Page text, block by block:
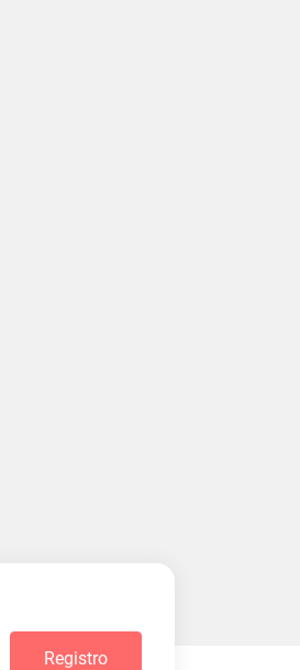
Registro